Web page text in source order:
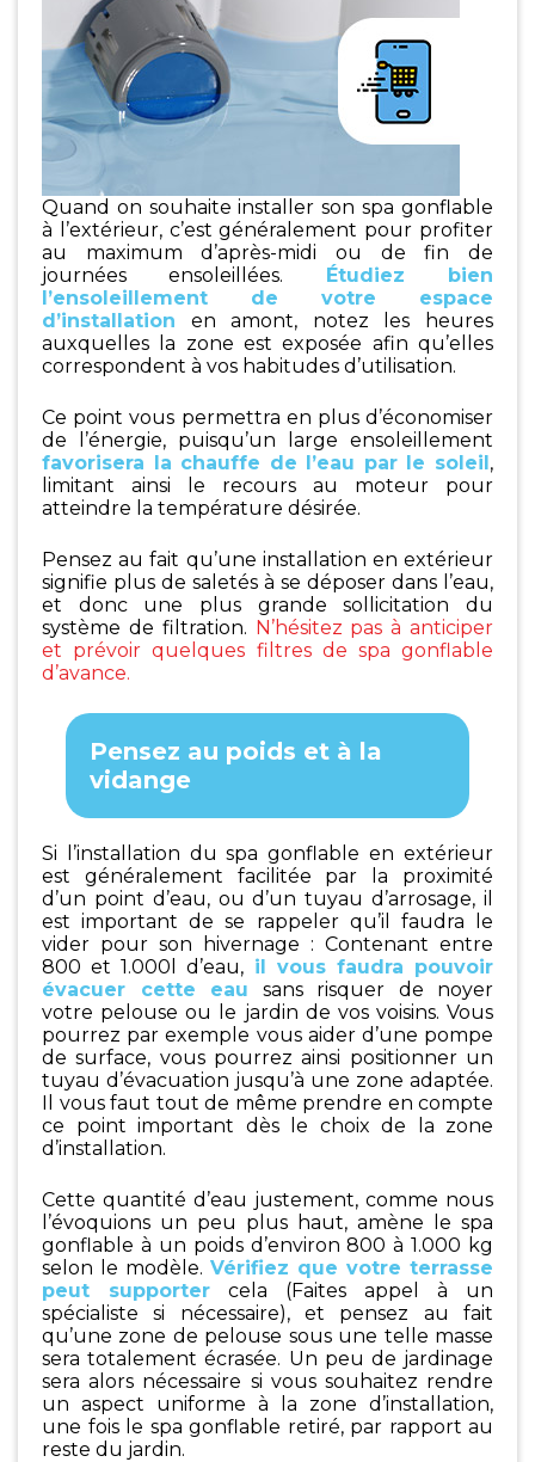
Quand on souhaite installer son spa gonflable
à l’extérieur, c’est généralement pour profiter
au maximum d’après-midi ou de fin de
journées ensoleillées. Étudiez bien
l’ensoleillement de votre espace
d’installation en amont, notez les heures
auxquelles la zone est exposée afin qu’elles
correspondent à vos habitudes d’utilisation.
Ce point vous permettra en plus d’économiser
de l’énergie, puisqu’un large ensoleillement
favorisera la chauffe de l’eau par le soleil,
limitant ainsi le recours au moteur pour
atteindre la température désirée.
Pensez au fait qu’une installation en extérieur
signifie plus de saletés à se déposer dans l’eau,
et donc une plus grande sollicitation du
système de filtration. N’hésitez pas à anticiper
et prévoir quelques filtres de spa gonflable
d’avance.
Pensez au poids et à la
vidange
Si l’installation du spa gonflable en extérieur
est généralement facilitée par la proximité
d’un point d’eau, ou d’un tuyau d’arrosage, il
est important de se rappeler qu’il faudra le
vider pour son hivernage : Contenant entre
800 et 1.000l d’eau, il vous faudra pouvoir
évacuer cette eau sans risquer de noyer
votre pelouse ou le jardin de vos voisins. Vous
pourrez par exemple vous aider d’une pompe
de surface, vous pourrez ainsi positionner un
tuyau d’évacuation jusqu’à une zone adaptée.
Il vous faut tout de même prendre en compte
ce point important dès le choix de la zone
d’installation.
Cette quantité d’eau justement, comme nous
l’évoquions un peu plus haut, amène le spa
gonflable à un poids d’environ 800 à 1.000 kg
selon le modèle. Vérifiez que votre terrasse
peut supporter cela (Faites appel à un
spécialiste si nécessaire), et pensez au fait
qu’une zone de pelouse sous une telle masse
sera totalement écrasée. Un peu de jardinage
sera alors nécessaire si vous souhaitez rendre
un aspect uniforme à la zone d’installation,
une fois le spa gonflable retiré, par rapport au
reste du jardin.